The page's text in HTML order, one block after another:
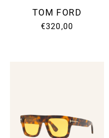
TOM FORD
€320,00